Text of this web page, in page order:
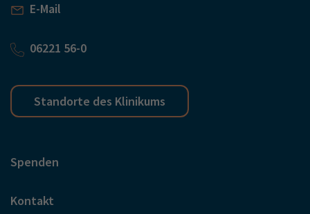
E-Mail
06221 56-0
Standorte des Klinikums
Spenden
Kontakt